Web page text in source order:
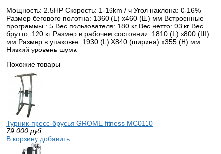
Мощность: 2.5HP Скорость: 1-16km / ч Угол наклона: 0-16%
Размер бегового полотна: 1360 (L) x460 (Ш) мм Встроенные
программы : 5 Вес пользователя: 180 кг Вес нетто: 93 кг Вес
брутто: 120 кг Размер в рабочем состоянии: 1810 (L) x800 (Ш)
мм Размер в упаковке: 1930 (L) X840 (ширина) x355 (H) мм
Низкий уровень шума
Похожие товары
Турник-пресс-брусья GROME fitness MC0110
79 000 руб.
В корзину добавить